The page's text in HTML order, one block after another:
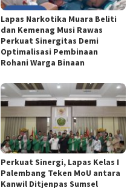
Lapas Narkotika Muara Beliti
dan Kemenag Musi Rawas
Perkuat Sinergitas Demi
Optimalisasi Pembinaan
Rohani Warga Binaan
Perkuat Sinergi, Lapas Kelas I
Palembang Teken MoU antara
Kanwil Ditjenpas Sumsel